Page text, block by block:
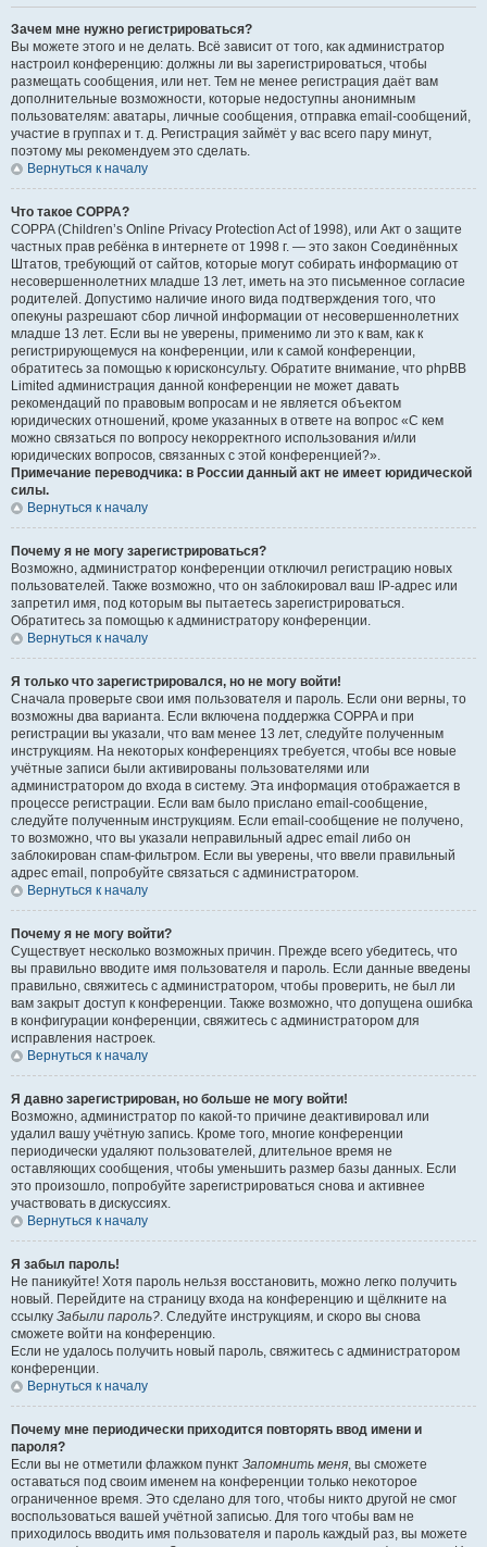
Зачем мне нужно регистрироваться?
Вы можете этого и не делать. Всё зависит от того, как администратор
настроил конференцию: должны ли вы зарегистрироваться, чтобы
размещать сообщения, или нет. Тем не менее регистрация даёт вам
дополнительные возможности, которые недоступны анонимным
пользователям: аватары, личные сообщения, отправка email-сообщений,
участие в группах и т. д. Регистрация займёт у вас всего пару минут,
поэтому мы рекомендуем это сделать.
Вернуться к началу
Что такое COPPA?
COPPA (Children’s Online Privacy Protection Act of 1998), или Акт о защите
частных прав ребёнка в интернете от 1998 г. — это закон Соединённых
Штатов, требующий от сайтов, которые могут собирать информацию от
несовершеннолетних младше 13 лет, иметь на это письменное согласие
родителей. Допустимо наличие иного вида подтверждения того, что
опекуны разрешают сбор личной информации от несовершеннолетних
младше 13 лет. Если вы не уверены, применимо ли это к вам, как к
регистрирующемуся на конференции, или к самой конференции,
обратитесь за помощью к юрисконсульту. Обратите внимание, что phpBB
Limited администрация данной конференции не может давать
рекомендаций по правовым вопросам и не является объектом
юридических отношений, кроме указанных в ответе на вопрос «С кем
можно связаться по вопросу некорректного использования и/или
юридических вопросов, связанных с этой конференцией?».
Примечание переводчика: в России данный акт не имеет юридической
силы.
Вернуться к началу
Почему я не могу зарегистрироваться?
Возможно, администратор конференции отключил регистрацию новых
пользователей. Также возможно, что он заблокировал ваш IP-адрес или
запретил имя, под которым вы пытаетесь зарегистрироваться.
Обратитесь за помощью к администратору конференции.
Вернуться к началу
Я только что зарегистрировался, но не могу войти!
Сначала проверьте свои имя пользователя и пароль. Если они верны, то
возможны два варианта. Если включена поддержка COPPA и при
регистрации вы указали, что вам менее 13 лет, следуйте полученным
инструкциям. На некоторых конференциях требуется, чтобы все новые
учётные записи были активированы пользователями или
администратором до входа в систему. Эта информация отображается в
процессе регистрации. Если вам было прислано email-сообщение,
следуйте полученным инструкциям. Если email-сообщение не получено,
то возможно, что вы указали неправильный адрес email либо он
заблокирован спам-фильтром. Если вы уверены, что ввели правильный
адрес email, попробуйте связаться с администратором.
Вернуться к началу
Почему я не могу войти?
Существует несколько возможных причин. Прежде всего убедитесь, что
вы правильно вводите имя пользователя и пароль. Если данные введены
правильно, свяжитесь с администратором, чтобы проверить, не был ли
вам закрыт доступ к конференции. Также возможно, что допущена ошибка
в конфигурации конференции, свяжитесь с администратором для
исправления настроек.
Вернуться к началу
Я давно зарегистрирован, но больше не могу войти!
Возможно, администратор по какой-то причине деактивировал или
удалил вашу учётную запись. Кроме того, многие конференции
периодически удаляют пользователей, длительное время не
оставляющих сообщения, чтобы уменьшить размер базы данных. Если
это произошло, попробуйте зарегистрироваться снова и активнее
участвовать в дискуссиях.
Вернуться к началу
Я забыл пароль!
Не паникуйте! Хотя пароль нельзя восстановить, можно легко получить
новый. Перейдите на страницу входа на конференцию и щёлкните на
ссылку Забыли пароль?. Следуйте инструкциям, и скоро вы снова
сможете войти на конференцию.
Если не удалось получить новый пароль, свяжитесь с администратором
конференции.
Вернуться к началу
Почему мне периодически приходится повторять ввод имени и
пароля?
Если вы не отметили флажком пункт Запомнить меня, вы сможете
оставаться под своим именем на конференции только некоторое
ограниченное время. Это сделано для того, чтобы никто другой не смог
воспользоваться вашей учётной записью. Для того чтобы вам не
приходилось вводить имя пользователя и пароль каждый раз, вы можете